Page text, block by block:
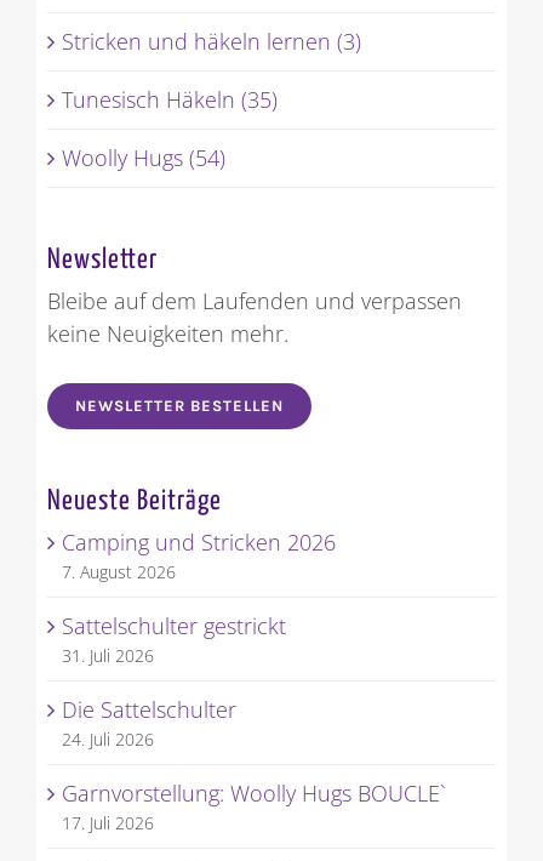
Stricken und häkeln lernen (3)
Tunesisch Häkeln (35)
Woolly Hugs (54)
Newsletter
Bleibe auf dem Laufenden und verpassen
keine Neuigkeiten mehr.
NEWSLETTER BESTELLEN
Neueste Beiträge
Camping und Stricken 2026
7. August 2026
Sattelschulter gestrickt
31. Juli 2026
Die Sattelschulter
24. Juli 2026
Garnvorstellung: Woolly Hugs BOUCLE`
17. Juli 2026